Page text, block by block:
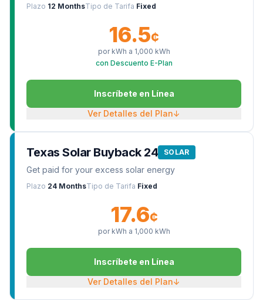
Plazo 12 MonthsTipo de Tarifa Fixed
16.5¢
por kWh a 1,000 kWh
con Descuento E-Plan
Inscríbete en Línea
Ver Detalles del Plan↓
Texas Solar Buyback 24 SOLAR
Get paid for your excess solar energy
Plazo 24 MonthsTipo de Tarifa Fixed
17.6¢
por kWh a 1,000 kWh
Inscríbete en Línea
Ver Detalles del Plan↓